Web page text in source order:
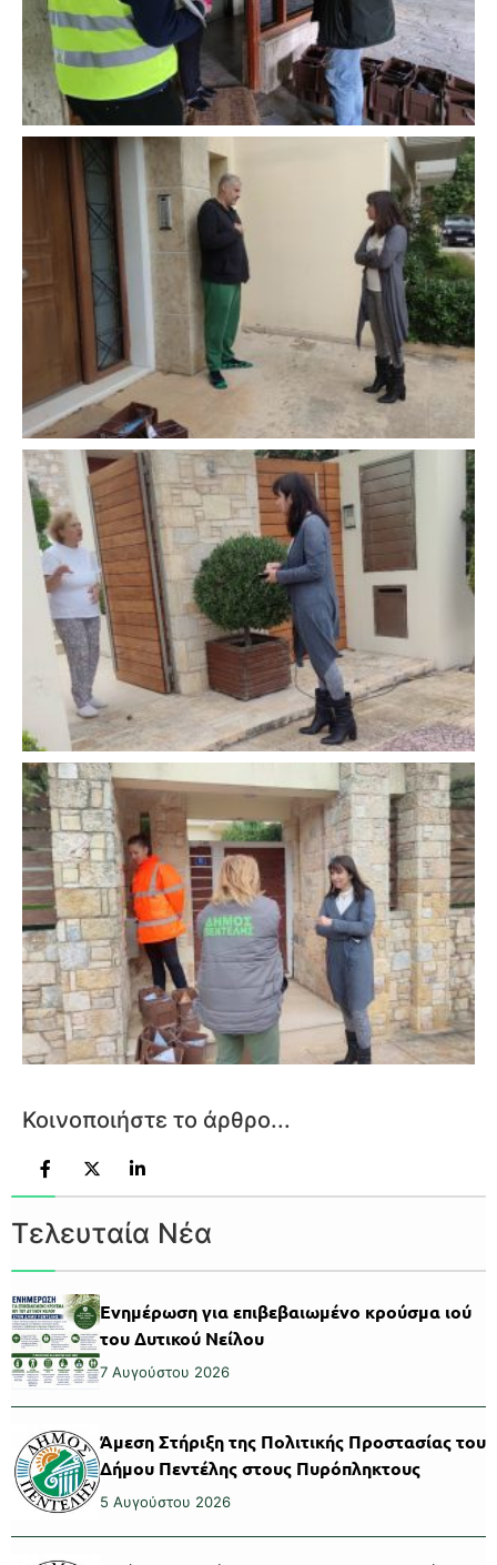
Κοινοποιήστε το άρθρο...
Τελευταία Νέα
Ενημέρωση για επιβεβαιωμένο κρούσμα ιού
του Δυτικού Νείλου
7 Αυγούστου 2026
Άμεση Στήριξη της Πολιτικής Προστασίας του
Δήμου Πεντέλης στους Πυρόπληκτους
5 Αυγούστου 2026